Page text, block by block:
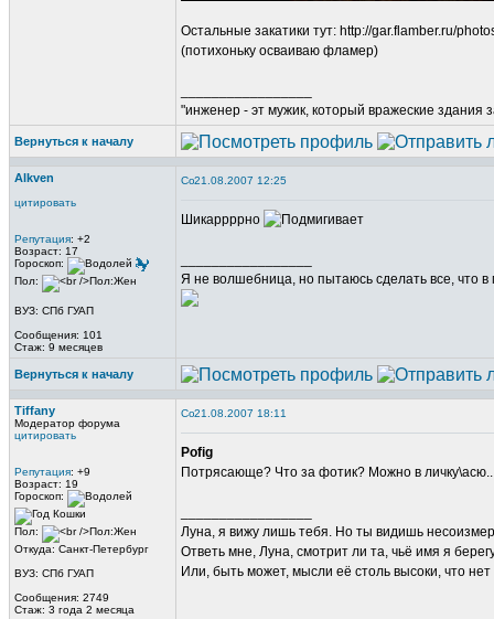
Остальные закатики тут: http://gar.flamber.ru/
(потихоньку осваиваю фламер)
"инженер - эт мужик, который вражеские здания
Вернуться к началу
Alkven
цитировать
Репутация: +2
Возраст: 17
Гороскоп:
Пол:
ВУЗ: СПб ГУАП
Сообщения: 101
Стаж: 9 месяцев
21.08.2007 12:25
Шикаррррно
Я не волшебница, но пытаюсь сделать все, что в
Вернуться к началу
Tiffany
Модератор форума
цитировать
Репутация: +9
Возраст: 19
Гороскоп:
Пол:
Откуда: Санкт-Петербург
ВУЗ: СПб ГУАП
Сообщения: 2749
Стаж: 3 года 2 месяца
21.08.2007 18:11
Pofig
Потрясающе? Что за фотик? Можно в личку\асю..
Луна, я вижу лишь тебя. Но ты видишь
Ответь мне, Луна, смотрит ли та, чьё имя я
Или, быть может, мысли её столь высоки, что